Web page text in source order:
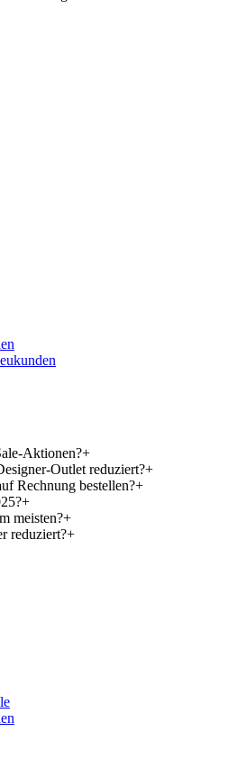
Aktionen?+
Outlet reduziert?+
Rechnung bestellen?+
+
meisten?+
reduziert?+